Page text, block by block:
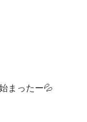
まったー💦